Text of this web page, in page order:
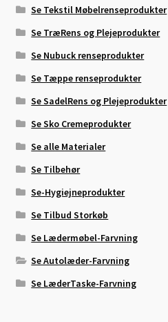
Se Tekstil Møbelrenseprodukter
Se TræRens og Plejeprodukter
Se Nubuck renseprodukter
Se Tæppe renseprodukter
Se SadelRens og Plejeprodukter
Se Sko Cremeprodukter
Se alle Materialer
Se Tilbehør
Se-Hygiejneprodukter
Se Tilbud Storkøb
Se Lædermøbel-Farvning
Se Autolæder-Farvning
Se LæderTaske-Farvning